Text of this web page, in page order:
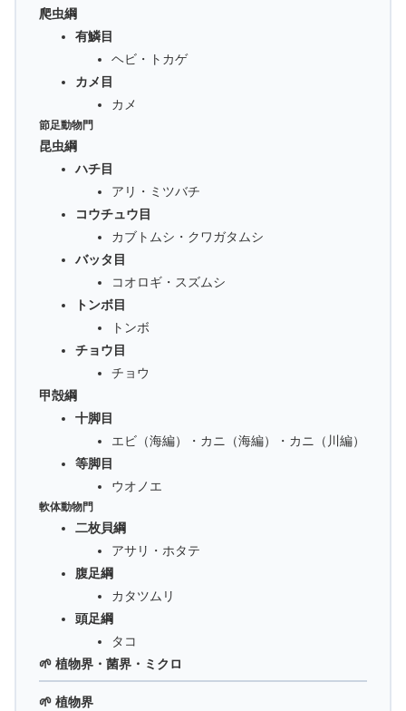
爬虫綱
有鱗目
ヘビ・トカゲ
カメ目
カメ
節足動物門
昆虫綱
ハチ目
アリ・ミツバチ
コウチュウ目
カブトムシ・クワガタムシ
バッタ目
コオロギ・スズムシ
トンボ目
トンボ
チョウ目
チョウ
甲殻綱
十脚目
エビ（海編）・カニ（海編）・カニ（川編）
等脚目
ウオノエ
軟体動物門
二枚貝綱
アサリ・ホタテ
腹足綱
カタツムリ
頭足綱
タコ
🌱 植物界・菌界・ミクロ
🌱 植物界